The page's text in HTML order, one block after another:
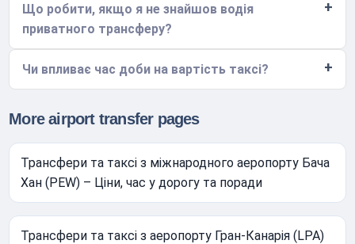
Що робити, якщо я не знайшов водія
приватного трансферу?
Чи впливає час доби на вартість таксі?
More airport transfer pages
Трансфери та таксі з міжнародного аеропорту Бача
Хан (PEW) – Ціни, час у дорогу та поради
Трансфери та таксі з аеропорту Гран-Канарія (LPA)